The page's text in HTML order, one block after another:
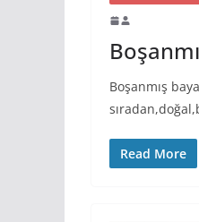
Boşanmış
Read More